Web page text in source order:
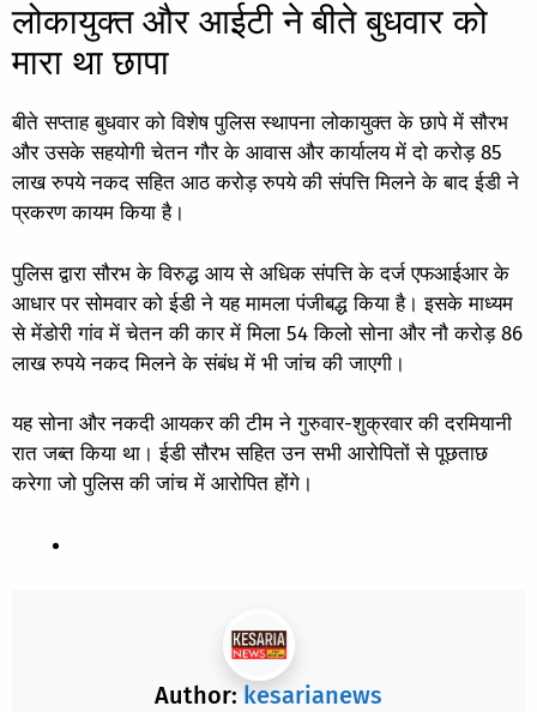
लोकायुक्त और आईटी ने बीते बुधवार को
मारा था छापा
बीते सप्ताह बुधवार को विशेष पुलिस स्थापना लोकायुक्त के छापे में सौरभ
और उसके सहयोगी चेतन गौर के आवास और कार्यालय में दो करोड़ 85
लाख रुपये नकद सहित आठ करोड़ रुपये की संपत्ति मिलने के बाद ईडी ने
प्रकरण कायम किया है।
पुलिस द्वारा सौरभ के विरुद्ध आय से अधिक संपत्ति के दर्ज एफआईआर के
आधार पर सोमवार को ईडी ने यह मामला पंजीबद्ध किया है। इसके माध्यम
से मेंडोरी गांव में चेतन की कार में मिला 54 किलो सोना और नौ करोड़ 86
लाख रुपये नकद मिलने के संबंध में भी जांच की जाएगी।
यह सोना और नकदी आयकर की टीम ने गुरुवार-शुक्रवार की दरमियानी
रात जब्त किया था। ईडी सौरभ सहित उन सभी आरोपितों से पूछताछ
करेगा जो पुलिस की जांच में आरोपित होंगे।
Author: kesarianews